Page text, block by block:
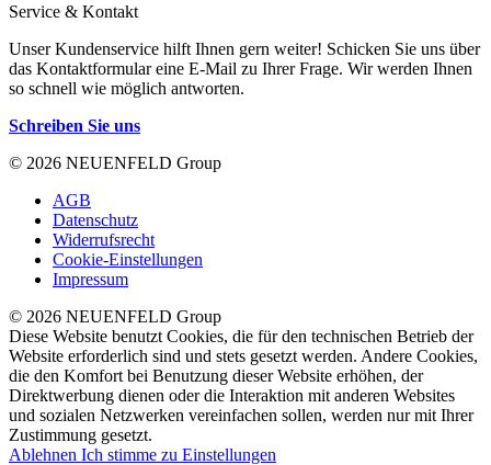
Service & Kontakt
Unser Kundenservice hilft Ihnen gern weiter! Schicken Sie uns über
das Kontaktformular eine E-Mail zu Ihrer Frage. Wir werden Ihnen
so schnell wie möglich antworten.
Schreiben Sie uns
© 2026 NEUENFELD Group
AGB
Datenschutz
Widerrufsrecht
Cookie-Einstellungen
Impressum
© 2026 NEUENFELD Group
Diese Website benutzt Cookies, die für den technischen Betrieb der
Website erforderlich sind und stets gesetzt werden. Andere Cookies,
die den Komfort bei Benutzung dieser Website erhöhen, der
Direktwerbung dienen oder die Interaktion mit anderen Websites
und sozialen Netzwerken vereinfachen sollen, werden nur mit Ihrer
Zustimmung gesetzt.
Ablehnen Ich stimme zu Einstellungen